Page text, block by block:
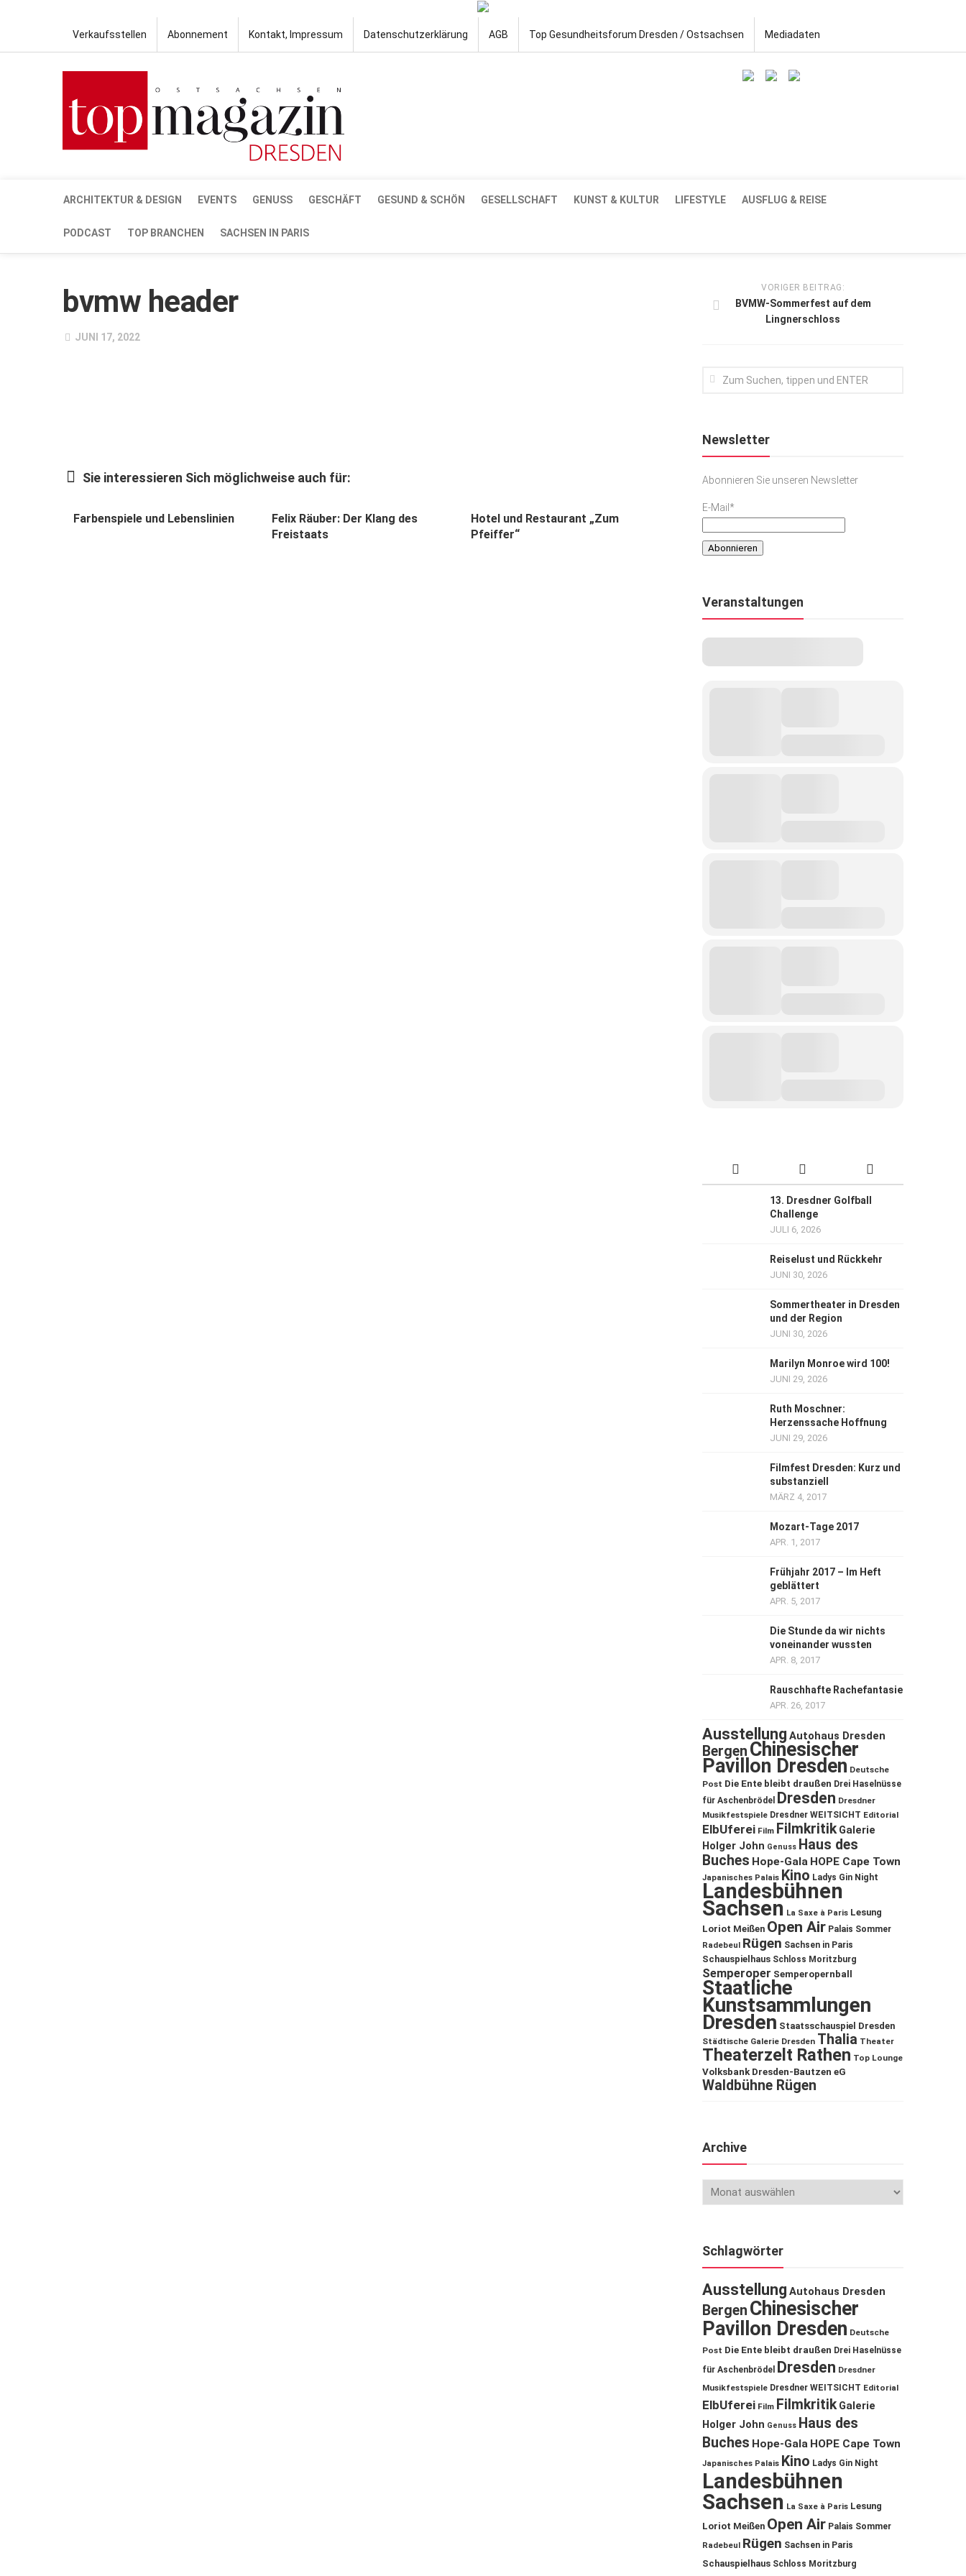
Verkaufsstellen Abonnement Kontakt, Impressum Datenschutzerklärung AGB Top Gesundheitsforum Dresden / Ostsachsen Mediadaten
ARCHITEKTUR & DESIGN EVENTS GENUSS GESCHÄFT GESUND & SCHÖN GESELLSCHAFT KUNST & KULTUR LIFESTYLE AUSFLUG & REISE
PODCAST TOP BRANCHEN SACHSEN IN PARIS
bvmw header
JUNI 17, 2022
Sie interessieren Sich möglichweise auch für:
Farbenspiele und Lebenslinien
Felix Räuber: Der Klang des
Freistaats
Hotel und Restaurant „Zum
Pfeiffer“
VORIGER BEITRAG:
BVMW-Sommerfest auf dem
Lingnerschloss
Newsletter
Abonnieren Sie unseren Newsletter
E-Mail*
Veranstaltungen
13. Dresdner Golfball
Challenge
JULI 6, 2026
Reiselust und Rückkehr
JUNI 30, 2026
Sommertheater in Dresden
und der Region
JUNI 30, 2026
Marilyn Monroe wird 100!
JUNI 29, 2026
Ruth Moschner:
Herzenssache Hoffnung
JUNI 29, 2026
Filmfest Dresden: Kurz und
substanziell
MÄRZ 4, 2017
Mozart-Tage 2017
APR. 1, 2017
Frühjahr 2017 – Im Heft
geblättert
APR. 5, 2017
Die Stunde da wir nichts
voneinander wussten
APR. 8, 2017
Rauschhafte Rachefantasie
APR. 26, 2017
Ausstellung Autohaus Dresden
Bergen Chinesischer
Pavillon Dresden Deutsche
Post Die Ente bleibt draußen Drei Haselnüsse
für Aschenbrödel
Dresden Dresdner
Musikfestspiele Dresdner WEITSICHT Editorial
ElbUferei Film Filmkritik Galerie
Holger John Genuss Haus des
Buches Hope-Gala HOPE Cape Town
Japanisches Palais Kino Ladys Gin Night
Landesbühnen
Sachsen La Saxe à Paris Lesung
Loriot Meißen Open Air Palais Sommer
Radebeul Rügen Sachsen in Paris
Schauspielhaus Schloss Moritzburg
Semperoper Semperopernball
Staatliche
Kunstsammlungen
Dresden Staatsschauspiel Dresden
Städtische Galerie Dresden Thalia Theater
Theaterzelt Rathen Top Lounge
Volksbank Dresden-Bautzen eG
Waldbühne Rügen
Archive
Schlagwörter
Ausstellung Autohaus Dresden
Bergen Chinesischer
Pavillon Dresden Deutsche
Post Die Ente bleibt draußen Drei Haselnüsse
für Aschenbrödel
Dresden Dresdner
Musikfestspiele Dresdner WEITSICHT Editorial
ElbUferei Film Filmkritik Galerie
Holger John Genuss Haus des
Buches Hope-Gala HOPE Cape Town
Japanisches Palais Kino Ladys Gin Night
Landesbühnen
Sachsen La Saxe à Paris Lesung
Loriot Meißen Open Air Palais Sommer
Radebeul Rügen Sachsen in Paris
Schauspielhaus Schloss Moritzburg